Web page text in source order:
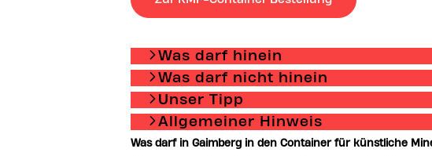
Was darf hinein
Was darf nicht hinein
Unser Tipp
Allgemeiner Hinweis
Was darf in Gaimberg in den Container für künstliche